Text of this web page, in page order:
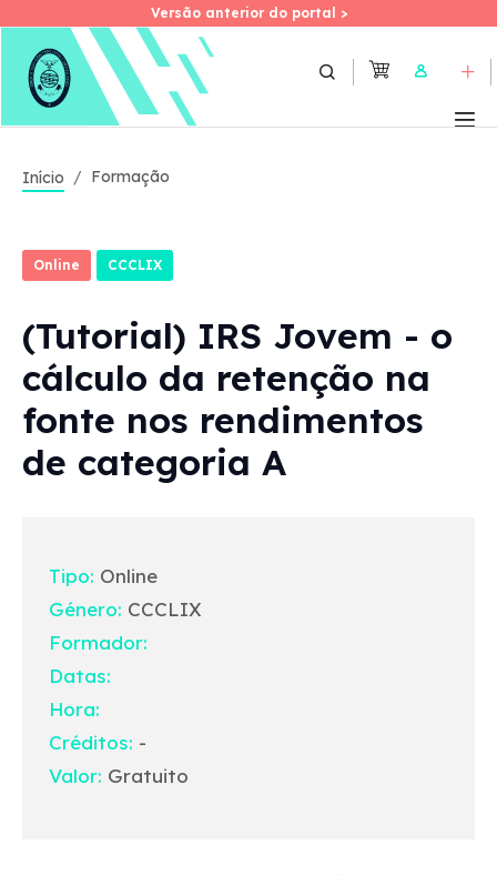
Skip
Versão anterior do portal >
Versão anterior do portal >
User
Início Formação
Online CCCLIX
(Tutorial) IRS Jovem - o
cálculo da retenção na
fonte nos rendimentos
de categoria A
Tipo: Online
Género: CCCLIX
Formador:
Datas:
Hora:
Créditos: -
Valor: Gratuito